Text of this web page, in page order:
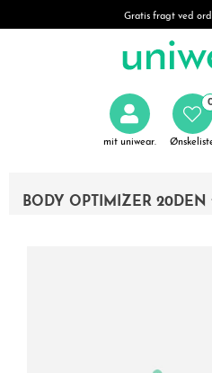
Gratis fragt ved
mit uniwear.
BODY OPTIMIZER